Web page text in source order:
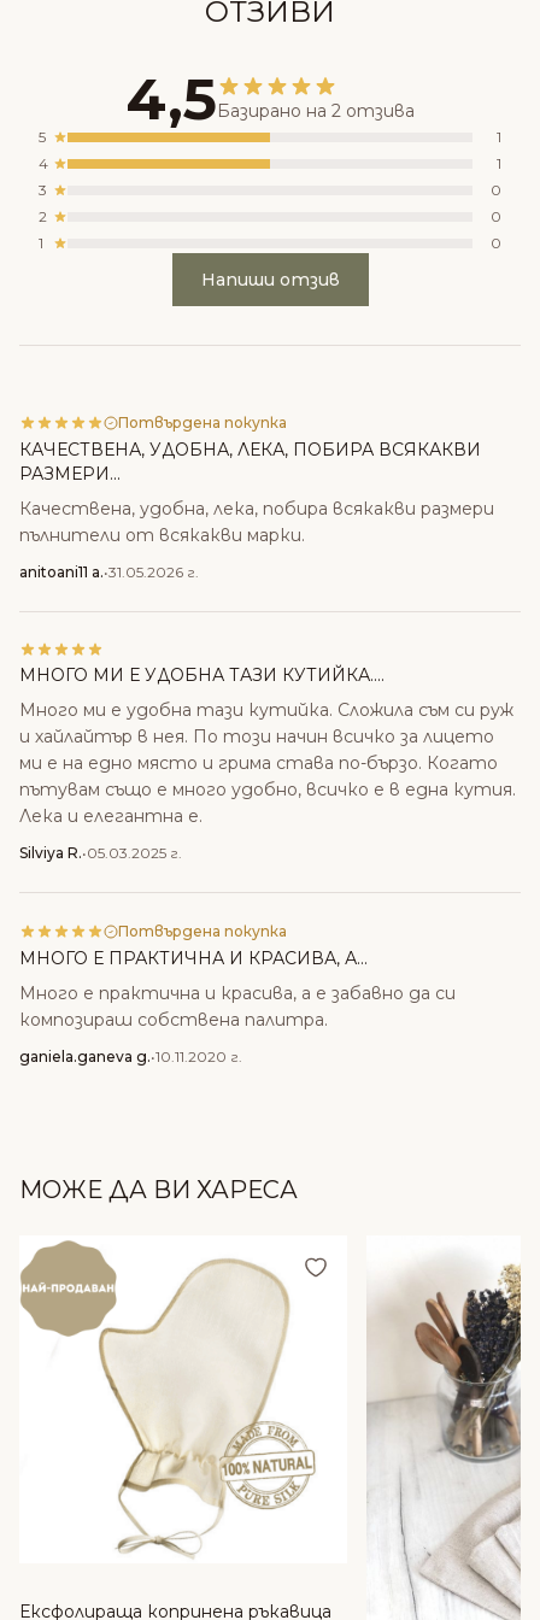
ОТЗИВИ
4,5Базирано на 2 отзива
5
1
4
1
3
0
2
0
1
0
Напиши отзив
Потвърдена покупка
КАЧЕСТВЕНА, УДОБНА, ЛЕКА, ПОБИРА ВСЯКАКВИ
РАЗМЕРИ...
Качествена, удобна, лека, побира всякакви размери
пълнители от всякакви марки.
anitoani11 a.•31.05.2026 г.
МНОГО МИ Е УДОБНА ТАЗИ КУТИЙКА....
Много ми е удобна тази кутийка. Сложила съм си руж
и хайлайтър в нея. По този начин всичко за лицето
ми е на едно място и грима става по-бързо. Когато
пътувам също е много удобно, всичко е в една кутия.
Лека и елегантна е.
Silviya R.•05.03.2025 г.
Потвърдена покупка
МНОГО Е ПРАКТИЧНА И КРАСИВА, А...
Много е практична и красива, а е забавно да си
композираш собствена палитра.
ganiela.ganeva g.•10.11.2020 г.
МОЖЕ ДА ВИ ХАРЕСА
Добави в любими
Ексфолираща копринена ръкавица